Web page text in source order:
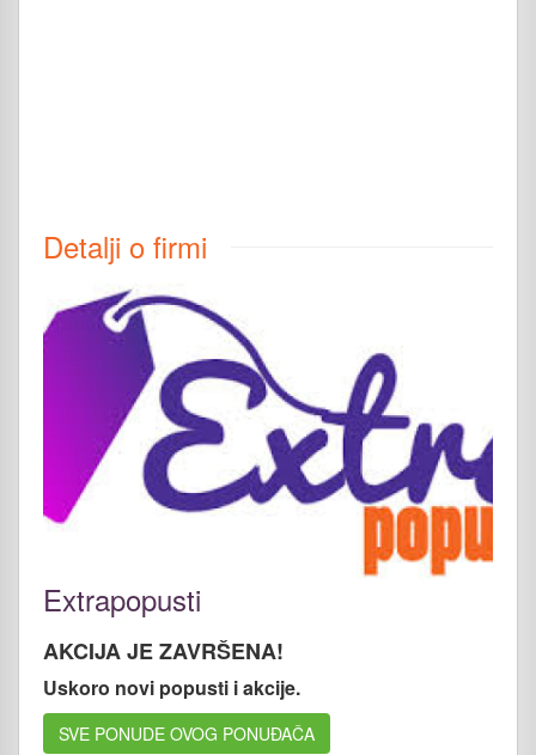
Detalji o firmi
Extrapopusti
AKCIJA JE ZAVRŠENA!
Uskoro novi popusti i akcije.
SVE PONUDE OVOG PONUĐAČA